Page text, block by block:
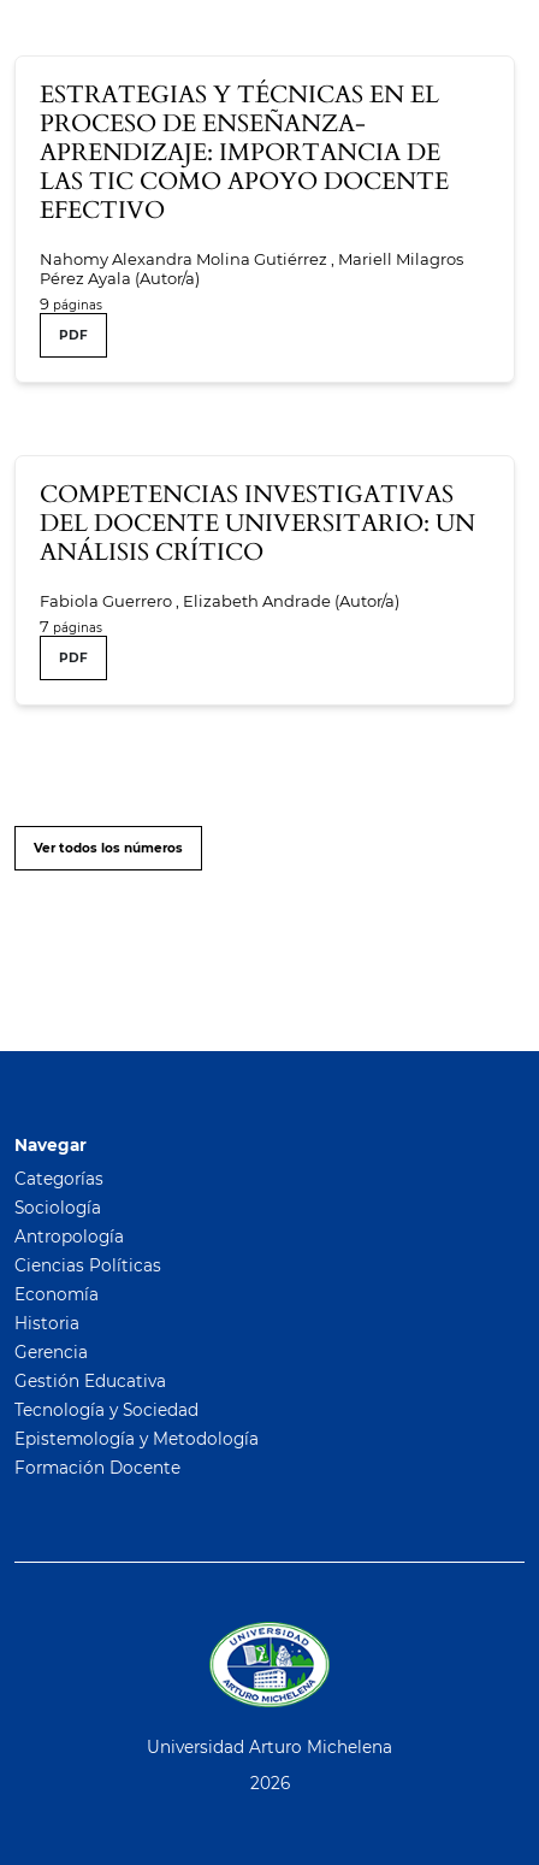
ESTRATEGIAS Y TÉCNICAS EN EL
PROCESO DE ENSEÑANZA-
APRENDIZAJE: IMPORTANCIA DE
LAS TIC COMO APOYO DOCENTE
EFECTIVO
Nahomy Alexandra Molina Gutiérrez , Mariell Milagros
Pérez Ayala (Autor/a)
9
PDF
COMPETENCIAS INVESTIGATIVAS
DEL DOCENTE UNIVERSITARIO: UN
ANÁLISIS CRÍTICO
Fabiola Guerrero , Elizabeth Andrade (Autor/a)
7
PDF
Ver todos los números
Navegar
Categorías
Sociología
Antropología
Ciencias Políticas
Economía
Historia
Gerencia
Gestión Educativa
Tecnología y Sociedad
Epistemología y Metodología
Formación Docente
Universidad Arturo Michelena
2026